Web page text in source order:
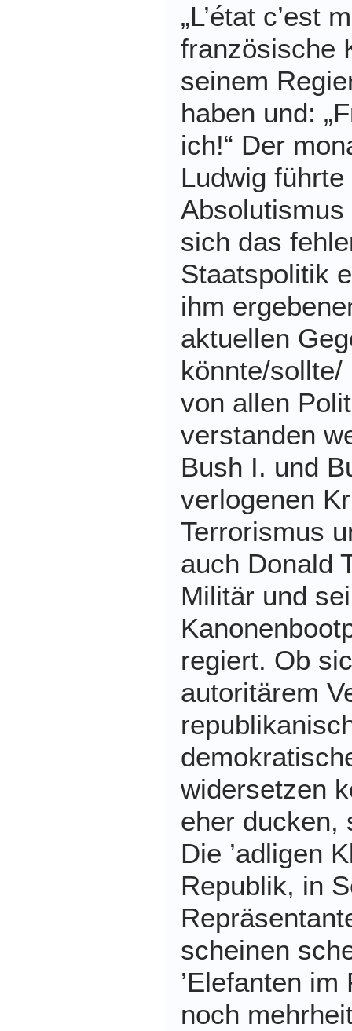
„L’état c’est
französische
seinem
haben und:
ich!“ Der
Ludwig
sich das
Staatspolitik
ihm
aktuellen
könnte/
von allen
verstanden
Bush I. und
verlogenen
Terrorismus
auch Donald
Militär und
regiert. Ob
autoritärem
widersetzen
eher ducken,
Die ’adligen
Republik, in
scheinen
’Elefanten im
noch